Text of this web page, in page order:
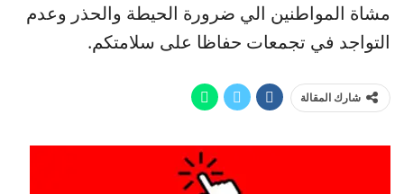
مشاة المواطنين الي ضرورة الحيطة والحذر وعدم
التواجد في تجمعات حفاظا على سلامتكم.
شارك المقالة